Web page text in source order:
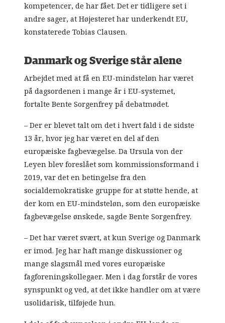
kompetencer, de har fået. Det er tidligere set i
andre sager, at Højesteret har underkendt EU,
konstaterede Tobias Clausen.
Danmark og Sverige står alene
Arbejdet med at få en EU-mindsteløn har været
på dagsordenen i mange år i EU-systemet,
fortalte Bente Sorgenfrey på debatmødet.
– Der er blevet talt om det i hvert fald i de sidste
13 år, hvor jeg har været en del af den
europæiske fagbevægelse. Da Ursula von der
Leyen blev foreslået som kommissionsformand i
2019, var det en betingelse fra den
socialdemokratiske gruppe for at støtte hende, at
der kom en EU-mindsteløn, som den europæiske
fagbevægelse ønskede, sagde Bente Sorgenfrey.
– Det har været svært, at kun Sverige og Danmark
er imod. Jeg har haft mange diskussioner og
mange slagsmål med vores europæiske
fagforeningskollegaer. Men i dag forstår de vores
synspunkt og ved, at det ikke handler om at være
usolidarisk, tilføjede hun.